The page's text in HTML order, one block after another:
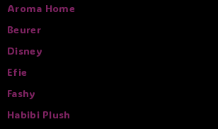
Aroma Home
Beurer
Disney
Efie
Fashy
Habibi Plush